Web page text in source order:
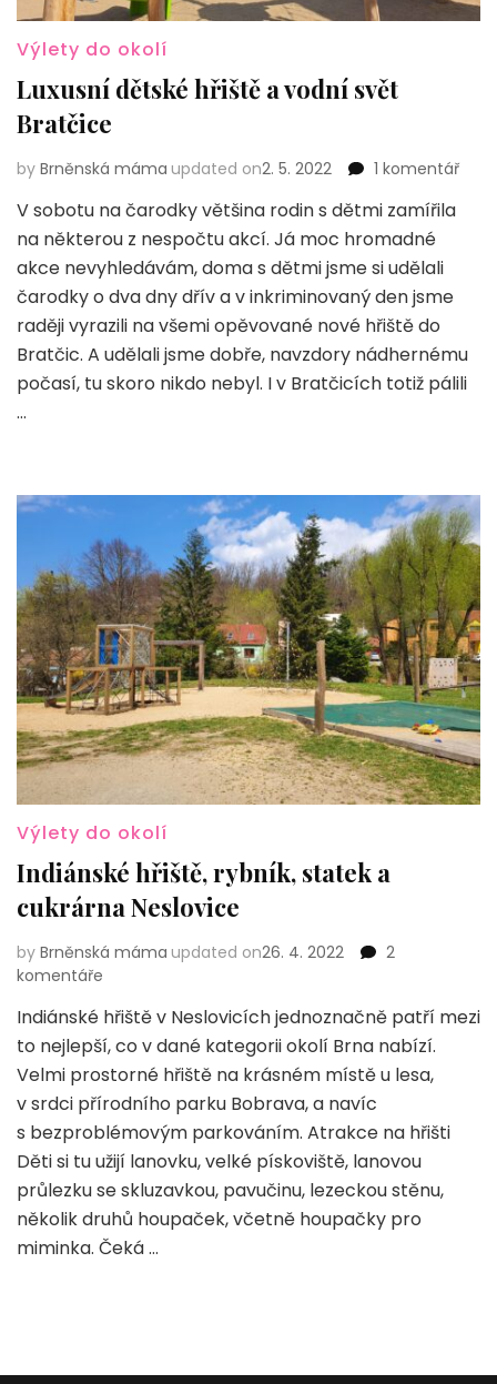
Výlety do okolí
Luxusní dětské hřiště a vodní svět
Bratčice
by Brněnská máma updated on2. 5. 2022 1 komentářu
svět
V sobotu na čarodky většina rodin s dětmi zamířila
na některou z nespočtu akcí. Já moc hromadné
akce nevyhledávám, doma s dětmi jsme si udělali
čarodky o dva dny dřív a v inkriminovaný den jsme
raději vyrazili na všemi opěvované nové hřiště do
Bratčic. A udělali jsme dobře, navzdory nádhernému
počasí, tu skoro nikdo nebyl. I v Bratčicích totiž pálili
…
Výlety do okolí
Indiánské hřiště, rybník, statek a
cukrárna Neslovice
by Brněnská máma updated on26. 4. 2022
2
komentáře
s
názvem
Indiánské
hřiště,
rybník,
statek
a
cukrárna
Neslovice
Indiánské hřiště v Neslovicích jednoznačně patří mezi
to nejlepší, co v dané kategorii okolí Brna nabízí.
Velmi prostorné hřiště na krásném místě u lesa,
v srdci přírodního parku Bobrava, a navíc
s bezproblémovým parkováním. Atrakce na hřišti
Děti si tu užijí lanovku, velké pískoviště, lanovou
průlezku se skluzavkou, pavučinu, lezeckou stěnu,
několik druhů houpaček, včetně houpačky pro
miminka. Čeká …